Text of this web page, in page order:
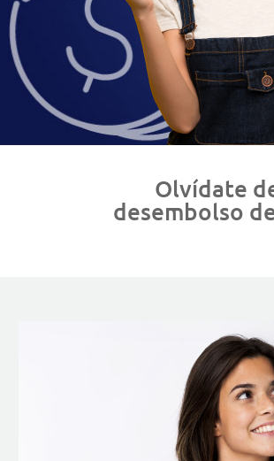
Olvídate
desembolso